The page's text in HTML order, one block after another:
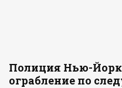
Полиция Нью-
ограбление по